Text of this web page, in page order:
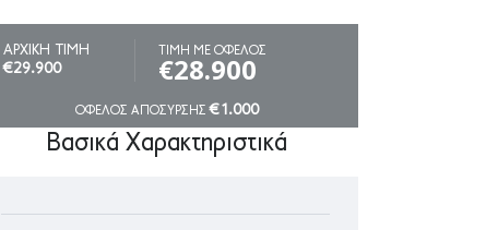
ΑΡΧΙΚΗ ΤΙΜΗ
€29.900
ΤΙΜΗ ΜΕ ΟΦΕΛΟΣ
€28.900
ΟΦΕΛΟΣ ΑΠΟΣΥΡΣΗΣ€1.000
Βασικά Χαρακτηριστικά